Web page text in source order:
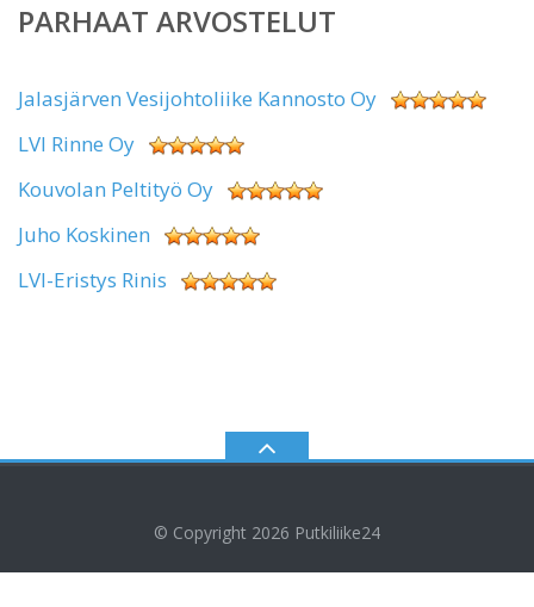
PARHAAT ARVOSTELUT
Jalasjärven Vesijohtoliike Kannosto Oy
LVI Rinne Oy
Kouvolan Peltityö Oy
Juho Koskinen
LVI-Eristys Rinis
© Copyright 2026 Putkiliike24